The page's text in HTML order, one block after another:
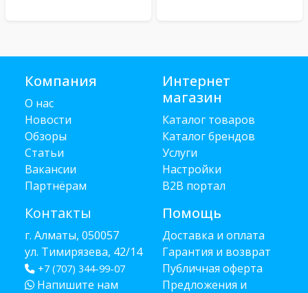
Компания
О нас
Новости
Обзоры
Статьи
Вакансии
Партнёрам
Контакты
г. Алматы, 050057
ул. Тимирязева, 42/14
+7 (707) 344-99-07
Напишите нам
Интернет
магазин
Каталог товаров
Каталог брендов
Услуги
Настройки
B2B портал
Помощь
Доставка и оплата
Гарантия и возврат
Публичная оферта
Предложения и